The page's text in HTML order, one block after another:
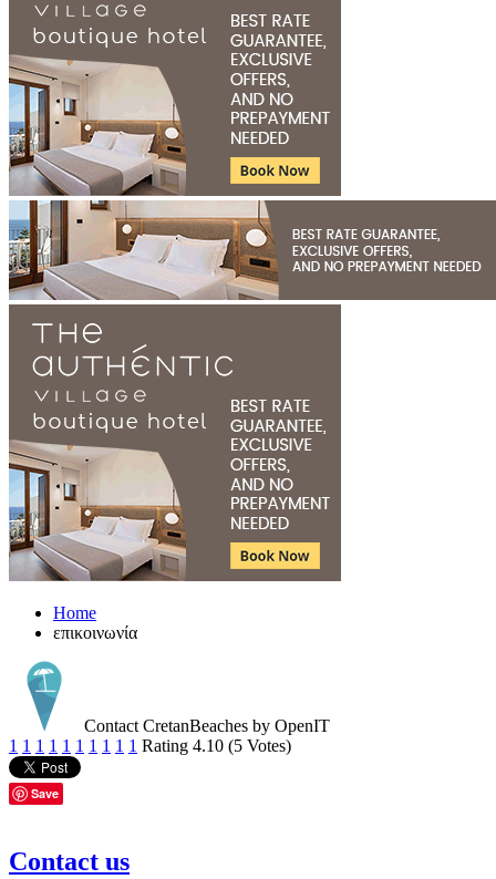
Home
επικοινωνία
Contact CretanBeaches by OpenIT
1 1 1 1 1 1 1 1 1 1 Rating 4.10 (5 Votes)
Save
Contact us